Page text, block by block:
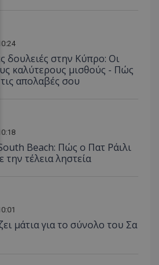
δουλειές στην Κύπρο: Οι
καλύτερους μισθούς - Πώς
τις απολαβές σου
Beach: Πώς ο Πατ Ράιλι
την τέλεια ληστεία
μάτια για το σύνολο του Σα